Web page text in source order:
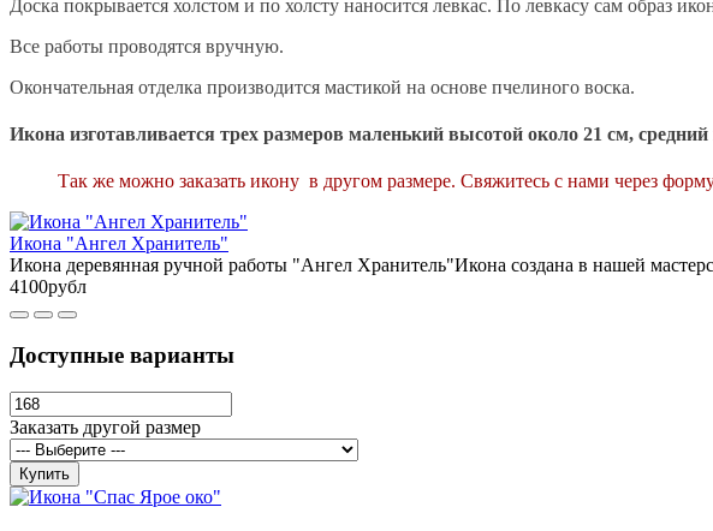
Доска покрывается холстом и по холсту наносится левкас. По левкасу сам образ
Все работы проводятся вручную.
Окончательная отделка производится мастикой на основе пчелиного воска.
Икона изготавливается трех размеров маленький высотой около 21 см,
Так же можно заказать икону в другом размере. Свяжитесь с нами через
Икона "Ангел Хранитель"
Икона деревянная ручной работы "Ангел Хранитель"Икона создана в нашей
4100рубл
Доступные варианты
Заказать другой размер
Купить